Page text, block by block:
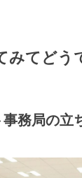
みてどう
務局の立